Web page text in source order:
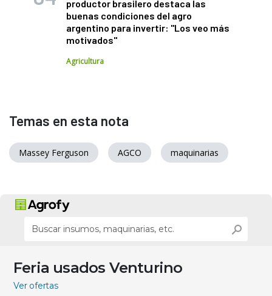
productor brasilero destaca las
buenas condiciones del agro
argentino para invertir: "Los veo más
motivados"
Agricultura
Temas en esta nota
Massey Ferguson AGCO maquinarias
Feria usados Venturino
Ver ofertas